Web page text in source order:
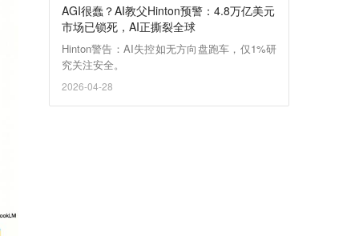
AGI很蠢？AI教父Hinton预警：4.8万亿美元
市场已锁死，AI正撕裂全球
Hinton警告：AI失控如无方向盘跑车，仅1%研
究关注安全。
2026-04-28